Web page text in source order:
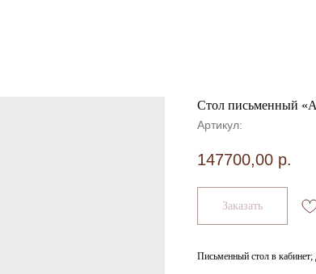
Стол письменный
Артикул:
147700,00 р.
Заказать
Письменный стол в